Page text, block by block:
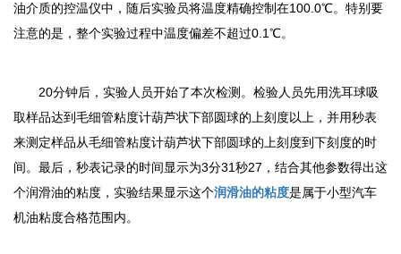
油介质的控温仪中，随后实验员将温度精确控制在100.0℃。特别要
注意的是，整个实验过程中温度偏差不超过0.1℃。
20分钟后，实验人员开始了本次检测。检验人员先用洗耳球吸
取样品达到毛细管粘度计葫芦状下部圆球的上刻度以上，并用秒表
来测定样品从毛细管粘度计葫芦状下部圆球的上刻度到下刻度的时
间。最后，秒表记录的时间显示为3分31秒27，结合其他参数得出这
个润滑油的粘度，实验结果显示这个润滑油的粘度是属于小型汽车
机油粘度合格范围内。